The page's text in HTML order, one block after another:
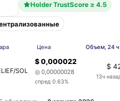
Holder TrustScore ≥ 4.5
Цена Объем, 24 ч
SOL
$ 0,000022
◎ 0,00000028
спред 0.63%
$
13ч